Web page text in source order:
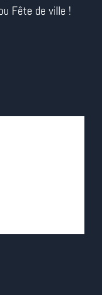
Fête de ville !